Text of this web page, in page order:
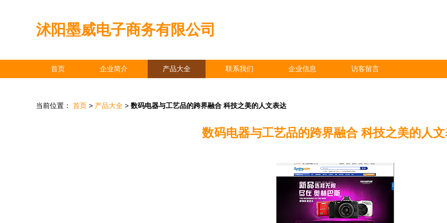
沭阳墨威电子商务有限公司
首页 企业简介 产品大全 联系我们 企业信息 访客留言
当前位置： 首页 > 产品大全 > 数码电器与工艺品的跨界融合 科技之美的人文表达
数码电器与工艺品的跨界融合 科技之美的人